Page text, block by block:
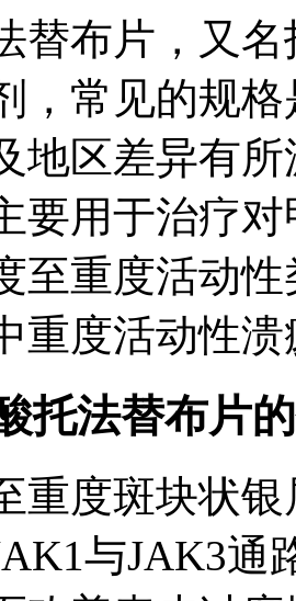
替布片，又
，常见的规
地区差异有
要用于治疗
至重度活动
重度活动性
托法替布片
重度斑块状
与JAK3通